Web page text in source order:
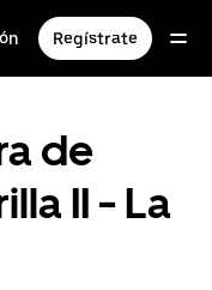
Regístrate
de
II - La